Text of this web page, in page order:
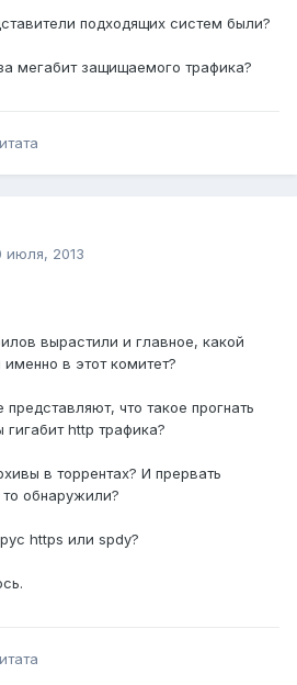
подходящих систем были?
мегабит защищаемого трафика?
июля, 2013
вырастили и главное, какой
в этот комитет?
что такое прогнать
гигабит http трафика?
в торрентах? И прервать
обнаружили?
https или spdy?